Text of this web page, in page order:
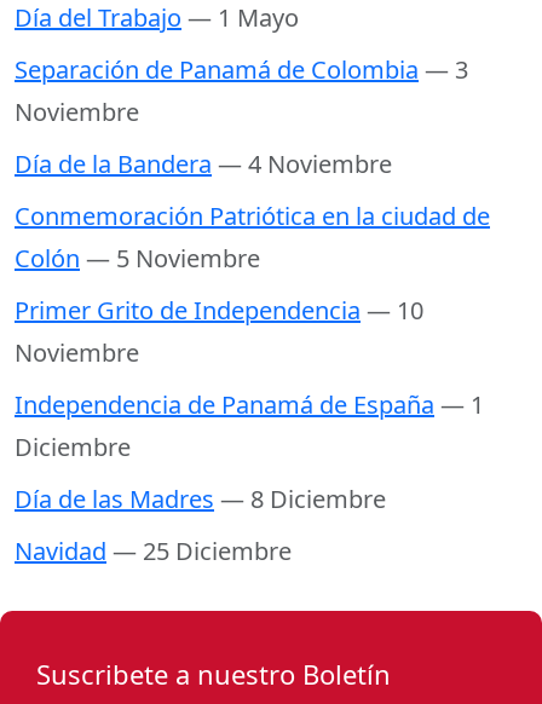
Día del Trabajo — 1 Mayo
Separación de Panamá de Colombia — 3
Noviembre
Día de la Bandera — 4 Noviembre
Conmemoración Patriótica en la ciudad de
Colón — 5 Noviembre
Primer Grito de Independencia — 10
Noviembre
Independencia de Panamá de España — 1
Diciembre
Día de las Madres — 8 Diciembre
Navidad — 25 Diciembre
Suscribete a nuestro Boletín